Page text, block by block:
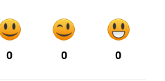
0 0 0